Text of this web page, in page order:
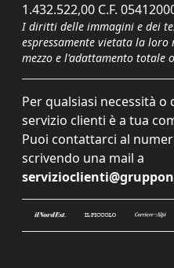
1.432.522,00 C.F.
I diritti delle immagini e dei
espressamente vietata la
mezzo e l'adattamento totale
Per qualsiasi necessità
servizio clienti è a tua
Puoi contattarci al
scrivendo una mail a